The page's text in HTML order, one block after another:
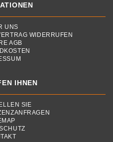
UNS
WIDERRUFEN
AGB
IHNEN
SIE